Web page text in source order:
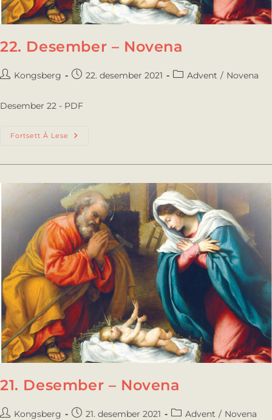
22. Desember – Novena
Kongsberg 22. desember 2021 Advent / Novena
Desember 22 - PDF
Fortsett Å Lese
21. Desember – Novena
Kongsberg 21. desember 2021 Advent / Novena